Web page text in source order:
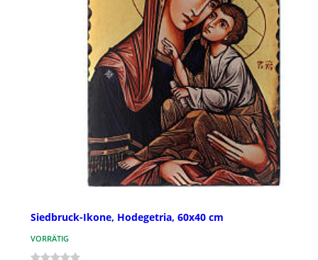
Siedbruck-Ikone, Hodegetria, 60x40 cm
VORRÄTIG